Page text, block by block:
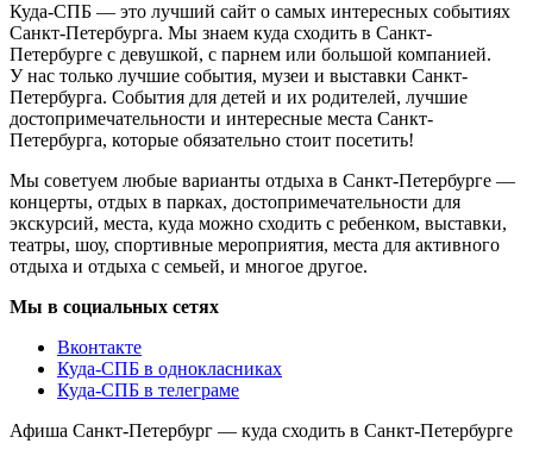
Куда-СПБ — это лучший сайт о самых интересных событиях
Санкт-Петербурга. Мы знаем куда сходить в Санкт-
Петербурге с девушкой, с парнем или большой компанией.
У нас только лучшие события, музеи и выставки Санкт-
Петербурга. События для детей и их родителей, лучшие
достопримечательности и интересные места Санкт-
Петербурга, которые обязательно стоит посетить!
Мы советуем любые варианты отдыха в Санкт-Петербурге —
концерты, отдых в парках, достопримечательности для
экскурсий, места, куда можно сходить с ребенком, выставки,
театры, шоу, спортивные мероприятия, места для активного
отдыха и отдыха с семьей, и многое другое.
Мы в социальных сетях
Вконтакте
Куда-СПБ в однокласниках
Куда-СПБ в телеграме
Афиша Санкт-Петербург — куда сходить в Санкт-Петербурге